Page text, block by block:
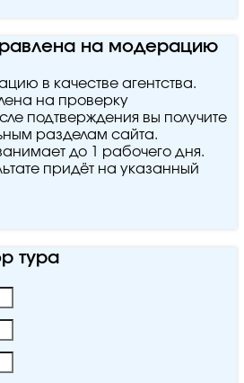
на модерацию
в качестве агентства.
на проверку
подтверждения вы получите
разделам сайта.
до 1 рабочего дня.
придёт на указанный
тура